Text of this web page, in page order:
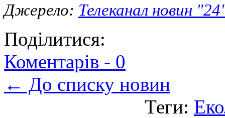
Джерело: Телеканал новин
Поділитися:
Коментарів - 0
← До списку новин
Теги: